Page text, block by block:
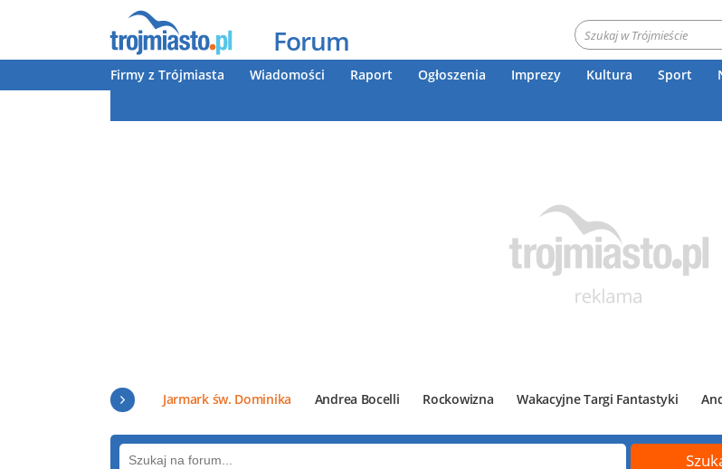
Forum
Firmy z Trójmiasta Wiadomości Raport Ogłoszenia Imprezy Kultura Sport
Jarmark św. Dominika Andrea Bocelli Rockowizna Wakacyjne Targi Fantastyki